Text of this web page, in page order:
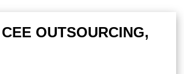
OUTSOURCING,